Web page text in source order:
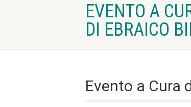
EVENTO A
DI EBRAICO
Evento a Cura